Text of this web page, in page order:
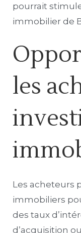
pourrait
immobilier de
les
Les acheteurs
immobiliers
des taux
d’acquisition